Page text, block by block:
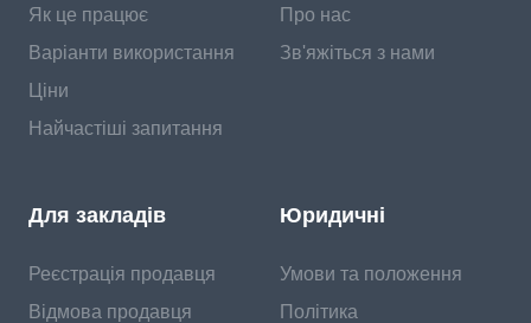
Як це працює
Варіанти використання
Ціни
Найчастіші запитання
Про нас
Зв'яжіться з нами
Для закладів
Реєстрація продавця
Відмова продавця
Юридичні
Умови та положення
Політика